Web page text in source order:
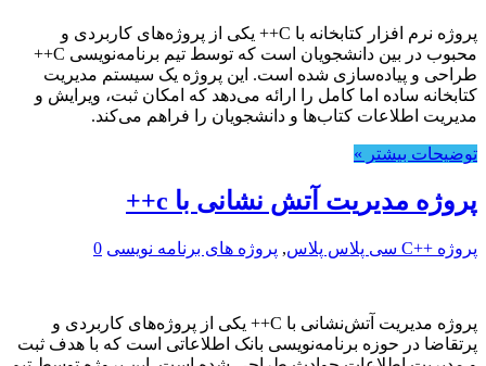
پروژه نرم افزار کتابخانه با C++ یکی از پروژه‌های کاربردی و
محبوب در بین دانشجویان است که توسط تیم برنامه‌نویسی C++
طراحی و پیاده‌سازی شده است. این پروژه یک سیستم مدیریت
کتابخانه ساده اما کامل را ارائه می‌دهد که امکان ثبت، ویرایش و
مدیریت اطلاعات کتاب‌ها و دانشجویان را فراهم می‌کند.
توضیحات بیشتر »
پروژه مدیریت آتش نشانی با c++
پروژه ++C سی پلاس پلاس , پروژه های برنامه نویسی 0
پروژه مدیریت آتش‌نشانی با C++ یکی از پروژه‌های کاربردی و
پرتقاضا در حوزه برنامه‌نویسی بانک اطلاعاتی است که با هدف ثبت